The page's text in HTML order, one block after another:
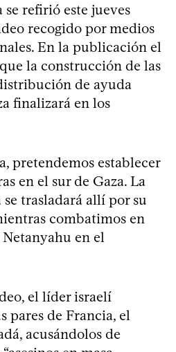
refirió este jueves
recogido por medios
En la publicación el
la construcción de las
de ayuda
finalizará en los
pretendemos establecer
en el sur de Gaza. La
trasladará allí por su
combatimos en
Netanyahu en el
el líder israelí
pares de Francia, el
acusándolos de